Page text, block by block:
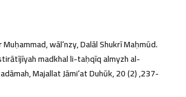
wālʻnzy, Dalāl Shukrī Maḥmūd.
madkhal li-taḥqīq almyzh al-
Majallat Jāmiʻat Duhūk, 20 (2) ,237-